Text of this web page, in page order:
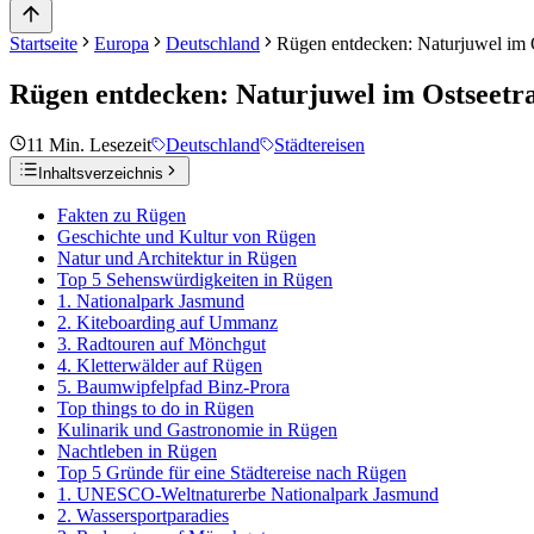
Startseite Europa Deutschland Rügen entdecken: Naturjuwel im
Rügen entdecken: Naturjuwel im
11 Min. Lesezeit Deutschland Städtereisen
Inhaltsverzeichnis
Fakten zu Rügen
Geschichte und Kultur von Rügen
Natur und Architektur in Rügen
Top 5 Sehenswürdigkeiten in Rügen
1. Nationalpark Jasmund
2. Kiteboarding auf Ummanz
3. Radtouren auf Mönchgut
4. Kletterwälder auf Rügen
5. Baumwipfelpfad Binz-Prora
Top things to do in Rügen
Kulinarik und Gastronomie in Rügen
Nachtleben in Rügen
Top 5 Gründe für eine Städtereise nach Rügen
1. UNESCO-Weltnaturerbe Nationalpark Jasmund
2. Wassersportparadies